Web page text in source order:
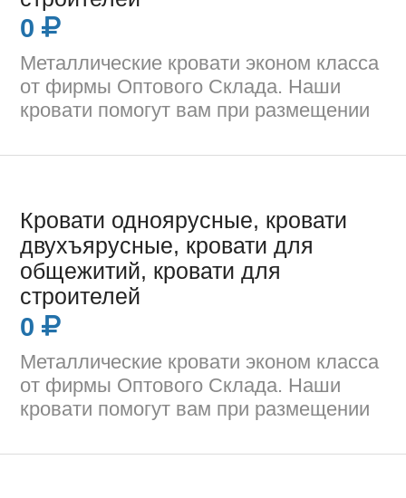
0
Металлические кровати эконом класса
от фирмы Оптового Склада. Наши
кровати помогут вам при размещении
Кровати одноярусные, кровати
двухъярусные, кровати для
общежитий, кровати для
строителей
0
Металлические кровати эконом класса
от фирмы Оптового Склада. Наши
кровати помогут вам при размещении